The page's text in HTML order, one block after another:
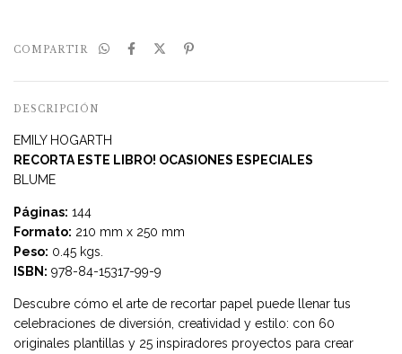
COMPARTIR
DESCRIPCIÓN
EMILY HOGARTH
­RECORTA ESTE LIBRO! OCASIONES ESPECIALES
BLUME
Páginas: 144
Formato: 210 mm x 250 mm
Peso: 0.45 kgs.
ISBN: 978-84-15317-99-9
Descubre cómo el arte de recortar papel puede llenar tus
celebraciones de diversión, creatividad y estilo: con 60
originales plantillas y 25 inspiradores proyectos para crear